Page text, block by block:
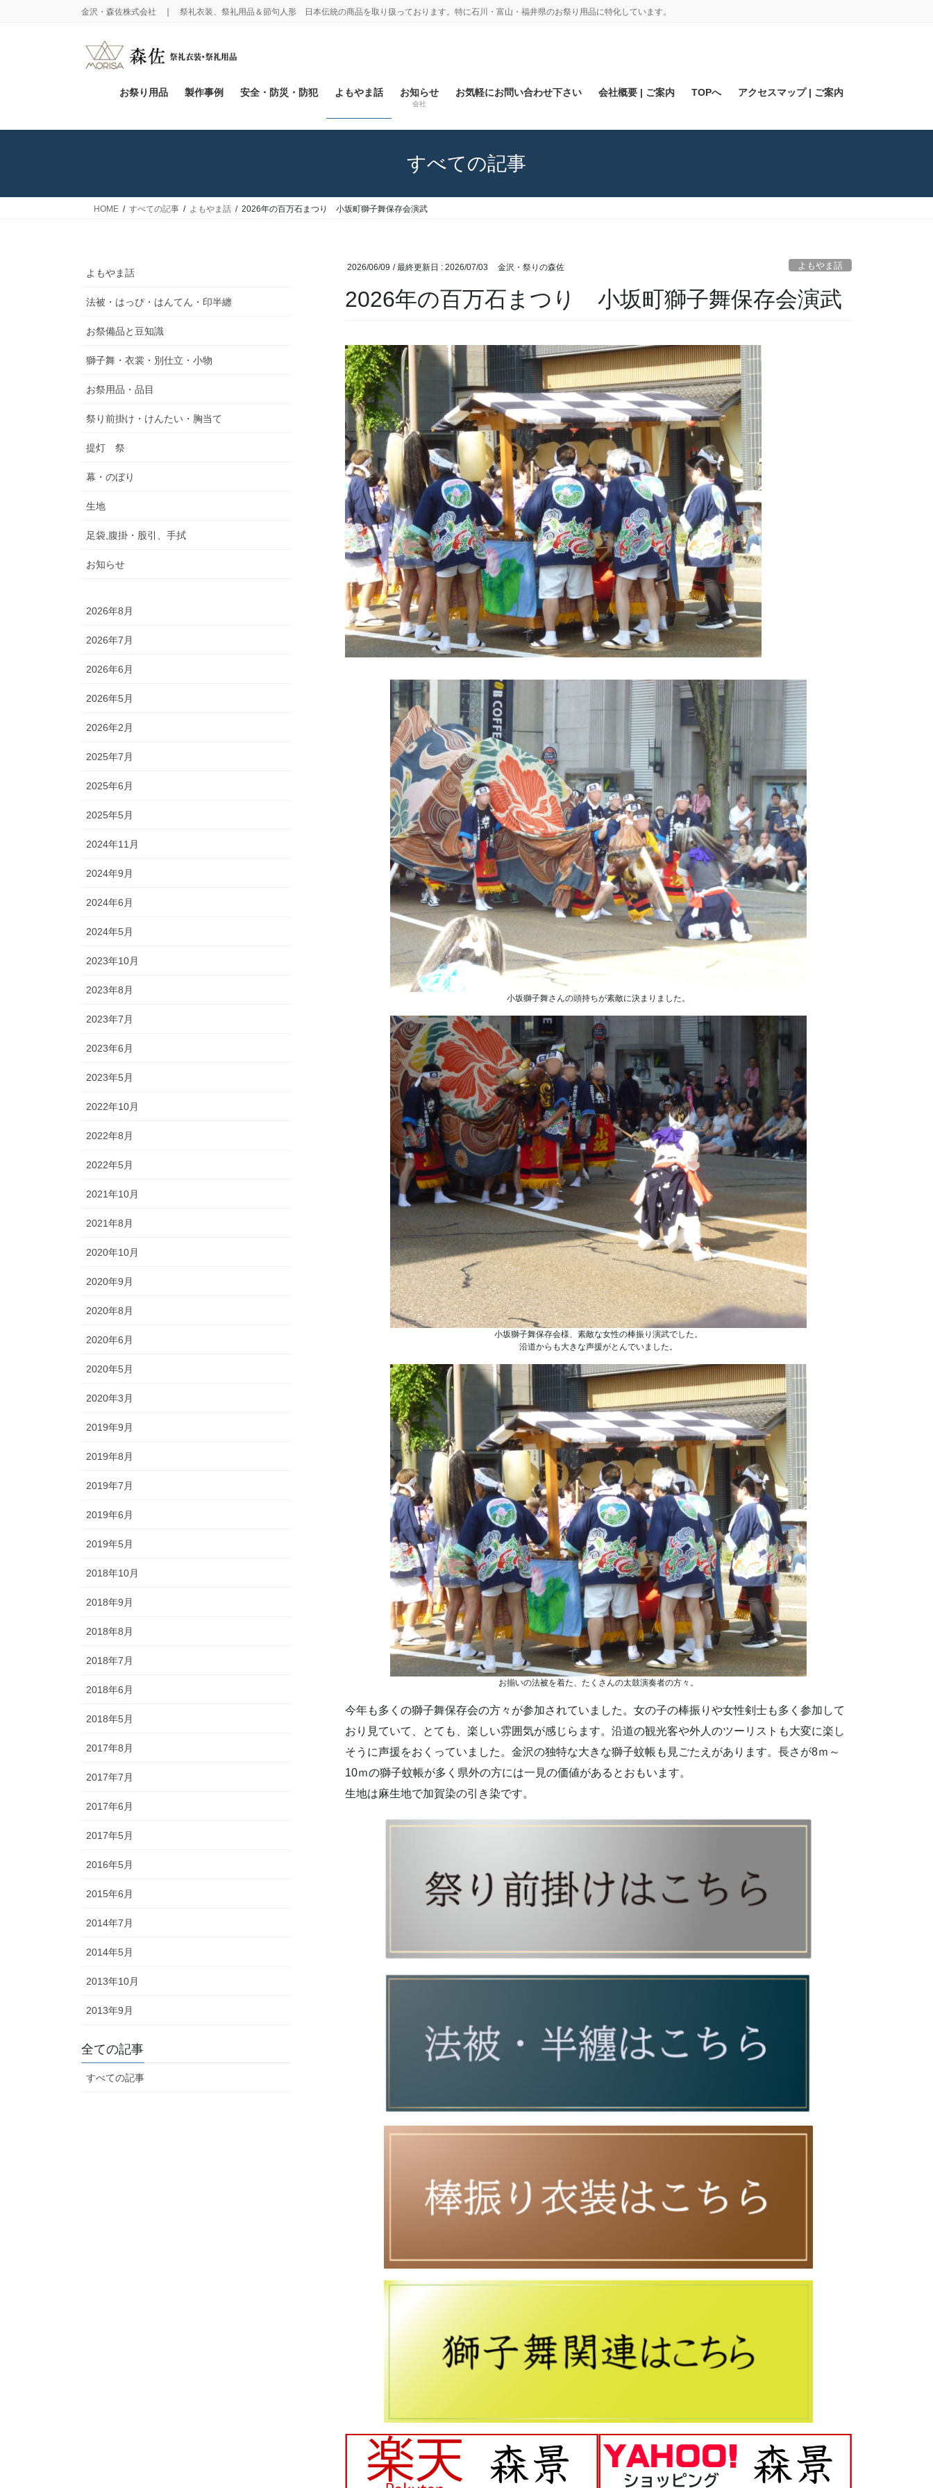
金沢・森佐株式会社 ❘ 祭礼衣装、祭礼用品＆節句人形 日本伝統の商品を取り扱っております。特に石川・富山・福井県のお祭り用品に特化しています。
お祭り用品 製作事例 安全・防災・防犯 よもやま話 お知らせ
会社
お気軽にお問い合わせ下さい 会社概要 | ご案内 TOPへ アクセスマップ | ご案内
すべての記事
HOME すべての記事 よもやま話 2026年の百万石まつり 小坂町獅子舞保存会演武
2026/06/09 / 最終更新日 : 2026/07/03 金沢・祭りの森佐 よもやま話
2026年の百万石まつり 小坂町獅子舞保存会演武
小坂獅子舞さんの頭持ちが素敵に決まりました。
小坂獅子舞保存会様、素敵な女性の棒振り演武でした。
沿道からも大きな声援がとんでいました。
お揃いの法被を着た、たくさんの太鼓演奏者の方々。
今年も多くの獅子舞保存会の方々が参加されていました。女の子の棒振りや女性剣士も多く参加して
おり見ていて、とても、楽しい雰囲気が感じらます。沿道の観光客や外人のツーリストも大変に楽し
そうに声援をおくっていました。金沢の独特な大きな獅子蚊帳も見ごたえがあります。長さが8ｍ～
10ｍの獅子蚊帳が多く県外の方には一見の価値があるとおもいます。
生地は麻生地で加賀染の引き染です。
よもやま話
法被・はっぴ・はんてん・印半纏
お祭備品と豆知識
獅子舞・衣裳・別仕立・小物
お祭用品・品目
祭り前掛け・けんたい・胸当て
提灯 祭
幕・のぼり
生地
足袋,腹掛・股引、手拭
お知らせ
2026年8月
2026年7月
2026年6月
2026年5月
2026年2月
2025年7月
2025年6月
2025年5月
2024年11月
2024年9月
2024年6月
2024年5月
2023年10月
2023年8月
2023年7月
2023年6月
2023年5月
2022年10月
2022年8月
2022年5月
2021年10月
2021年8月
2020年10月
2020年9月
2020年8月
2020年6月
2020年5月
2020年3月
2019年9月
2019年8月
2019年7月
2019年6月
2019年5月
2018年10月
2018年9月
2018年8月
2018年7月
2018年6月
2018年5月
2017年8月
2017年7月
2017年6月
2017年5月
2016年5月
2015年6月
2014年7月
2014年5月
2013年10月
2013年9月
全ての記事
すべての記事